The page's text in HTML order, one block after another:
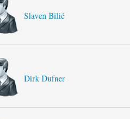
Slaven Bilić
Dirk Dufner